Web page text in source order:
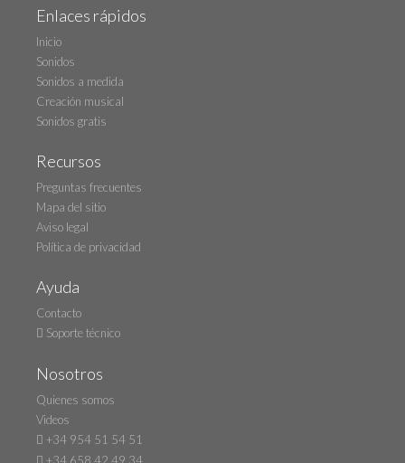
Enlaces rápidos
Inicio
Sonidos
Sonidos a medida
Creación musical
Sonidos gratis
Recursos
Preguntas frecuentes
Mapa del sitio
Aviso legal
Política de privacidad
Ayuda
Contacto
Soporte técnico
Nosotros
Quienes somos
Videos
+34 954 51 54 51